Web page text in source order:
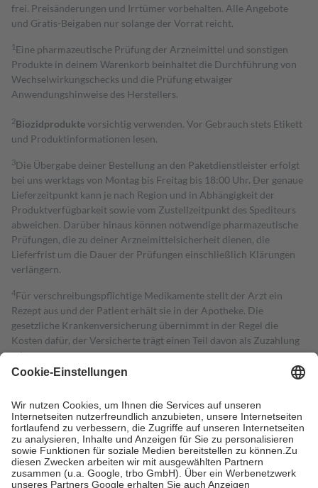
frei. Preisänderungen und Irrtümer vorbehalten. Alle Angebote
und Gratis-Beigaben nur solange der Vorrat reicht.
1 Eine pharmazeutische Prüfung der Arzneimittel und sonstigen
Produkte in deinem Warenkorb beinhaltet die Durchführung von
Wechselwirkungschecks und die Prüfung etwaiger
Anwendungshinweise des Herstellers.
2Biozidproduktevorsichtig verwenden. Vor Gebrauch stets Etikett
und Produktinformationen lesen.
3Die Übergabe deiner Bestellung an den Paketdienstleister erfolgt
bei uns werktags von Montag bis Freitag bis 18:00 Uhr. Der genaue
Lieferzeitpunkt kann je nach Region und in Abhängigkeit der
Produktverfügbarkeit sowie vom Zustellzeitpunkt des Spediteurs
abweichen. Darüber hinaus können notwendige pharmazeutische
Prüfungen, die zu deiner Arzneimittelsicherheit dienen, die
Lieferfrist um die Dauer der Prüfungen einschließlich Klärungen
verlängern.
4Für verschreibungspflichtige Medikamente stellt der Arzt ein
Rezept aus und der Patient erhält sie in der Apotheke. Die
gesetzliche Krankenversicherung übernimmt in der Regel die
Kosten dafür, der Versicherte trägt einen Teil davon als Zuzahlung
mit.
Grundsätzlich leisten Mitglieder Zuzahlungen in Höhe von zehn
höchstens zehn Euro.
Es sind jedoch nie mehr als die tatsächlichen
Kosten der Leistung zu entrichten.
Diese Regeln gelten grundsätzlich auch für Online-Apotheken.
Bei Heilmitteln und häuslicher Krankenpflege beträgt die
Zuzahlung zehn Prozent der Kosten sowie zehn Euro je
Verordnung.